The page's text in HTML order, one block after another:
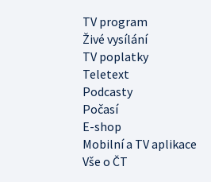
TV program
Živé vysílání
TV poplatky
Teletext
Podcasty
Počasí
E-shop
Mobilní a TV aplikace
Vše o ČT